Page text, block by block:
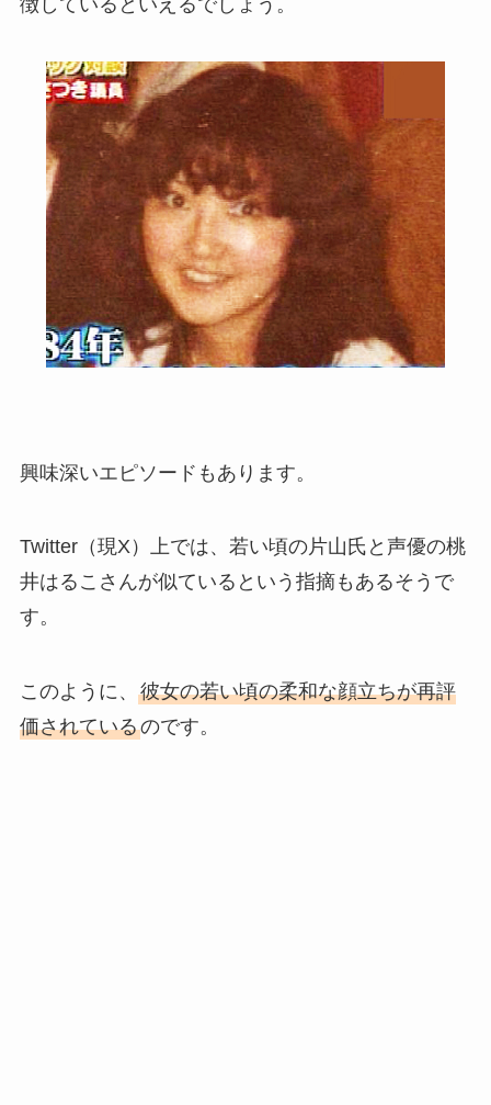
徴しているといえるでしょう。
興味深いエピソードもあります。
Twitter（現X）上では、若い頃の片山氏と声優の桃
井はるこさんが似ているという指摘もあるそうで
す。
このように、 彼女の若い頃の柔和な顔立ちが再評
価されているのです。